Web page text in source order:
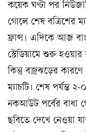
কয়েক ঘণ্টা পর
গোলে শেষ বত্রিশের
ফ্রান্স। এদিকে আজ
স্টেডিয়ামে শুরু
কিন্তু বজ্রঝড়ের
ম্যাচটি। শেষ পর্যন্ত
নকআউট পর্বের বাধা
ছবিতে দেখে নেওয়া